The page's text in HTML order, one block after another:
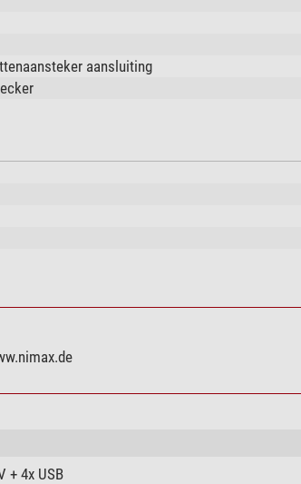
aansluiting
+ 4x USB